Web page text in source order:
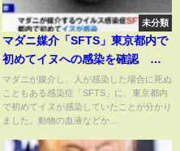
未分類
マダニ媒介「SFTS」東京都内で
初めてイヌへの感染を確認 動
物から人へ感染し死亡の恐れも
マダニが媒介し、人が感染した場合に死ぬ
こともある感染症「SFTS」に、東京都内
で初めてイヌが感染していたことが分かり
ました。動物の血液などか...